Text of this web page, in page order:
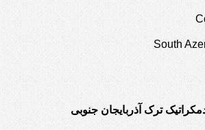
South
ترک آذربایجان جنوبی